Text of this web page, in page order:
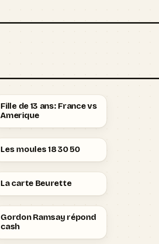
Fille de 13 ans: France vs
Amerique
Les moules 18 30 50
La carte Beurette
Gordon Ramsay répond
cash